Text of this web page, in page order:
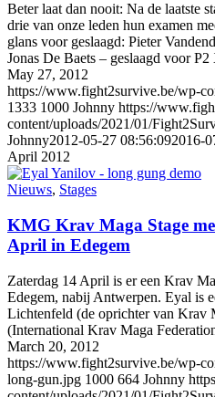
Beter laat dan nooit: Na de laatste
drie van onze leden hun examen
glans voor geslaagd: Pieter
Jonas De Baets – geslaagd voor
May 27, 2012
https://www.fight2survive.be/wp-
1333 1000 Johnny https://
content/uploads/2021/01/
Johnny2012-05-27 08:56:092016-
April 2012
Nieuws, Stages
KMG Krav Maga Stage
April in Edegem
Zaterdag 14 April is er een Krav
Edegem, nabij Antwerpen. Eyal is
Lichtenfeld (de oprichter van Krav
(International Krav Maga
March 20, 2012
https://www.fight2survive.be/wp-
long-gun.jpg 1000 664 Johnny